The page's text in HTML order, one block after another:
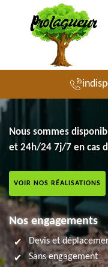
Nous sommes
et 24h/24 7j/7 en cas
VOIR NOS RÉALISATIONS
Nos engagements
Devis et
Sans engagement